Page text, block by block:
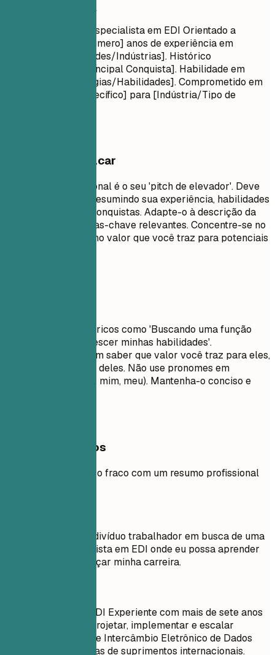
Resumo profissional
Título Profissional Especialista em EDI Orientado a
Resultados com [Número] anos de experiência em
[Principais Habilidades/Indústrias]. Histórico
comprovado de [Principal Conquista]. Habilidade em
[Principais Tecnologias/Habilidades]. Comprometido em
entregar [Valor Específico] para [Indústria/Tipo de
O que vale destacar
Um resumo profissional é o seu 'pitch de elevador'. Deve
ter de 3 a 5 frases, resumindo sua experiência, habilidades
chave e principais conquistas. Adapte-o à descrição da
vaga usando palavras-chave relevantes. Concentre-se no
que o torna único e no valor que você traz para potenciais
Evite objetivos genéricos como 'Buscando uma função
desafiadora para crescer minhas habilidades'.
Recrutadores querem saber que valor você traz para eles,
não o que você quer deles. Não use pronomes em
primeira pessoa (Eu, mim, meu). Mantenha-o conciso e
Exemplos práticos
Compare um objetivo fraco com um resumo profissional
Objetivo: Sou um indivíduo trabalhador em busca de uma
posição de Especialista em EDI onde eu possa aprender
coisas novas e avançar minha carreira.
Gerente Global de EDI Experiente com mais de sete anos
de experiência em projetar, implementar e escalar
sistemas robustos de Intercâmbio Eletrônico de Dados
para suportar cadeias de suprimentos internacionais.